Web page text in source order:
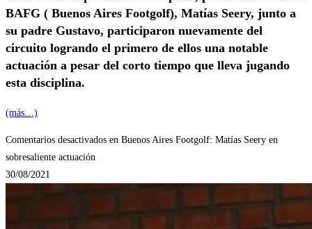
BAFG ( Buenos Aires Footgolf), Matías Seery, junto a
su padre Gustavo, participaron nuevamente del
circuito logrando el primero de ellos una notable
actuación a pesar del corto tiempo que lleva jugando
esta disciplina.
(más…)
Comentarios desactivados en Buenos Aires Footgolf: Matías Seery en
sobresaliente actuación
30/08/2021